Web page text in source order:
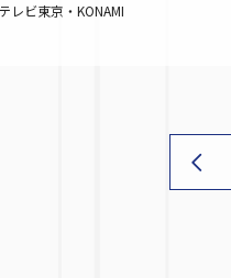
レビ東京・KONAMI